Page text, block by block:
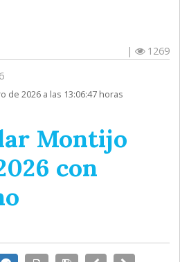
|
1269
de 2026 a las 13:06:47 horas
Montijo
con